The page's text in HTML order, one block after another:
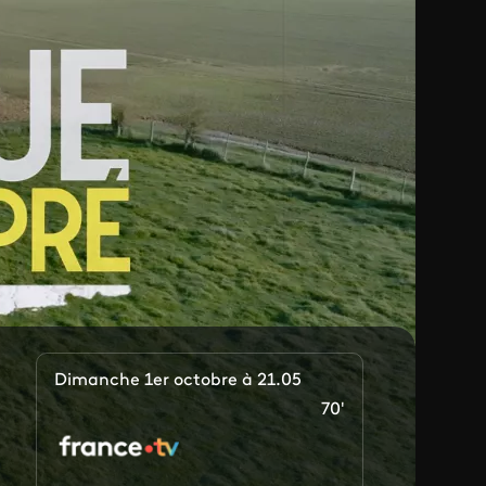
Dimanche 1er octobre à 21.05
70'